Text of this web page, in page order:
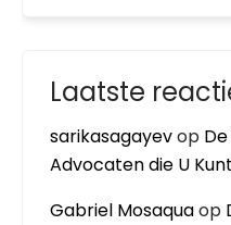
Laatste
sarikasagayevop
Advocaten die U
Gabriel Mosaquaop